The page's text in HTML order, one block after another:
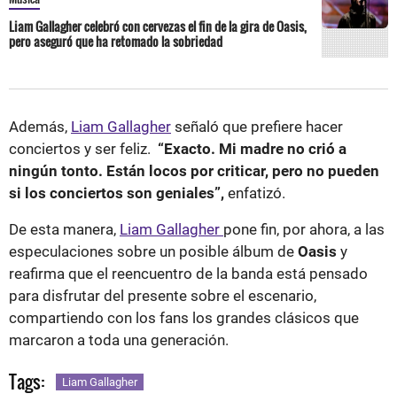
Liam Gallagher celebró con cervezas el fin de la gira de Oasis,
pero aseguró que ha retomado la sobriedad
Además, Liam Gallagher señaló que prefiere hacer
conciertos y ser feliz. “Exacto. Mi madre no crió a
ningún tonto. Están locos por criticar, pero no pueden
si los conciertos son geniales”, enfatizó.
De esta manera, Liam Gallagher pone fin, por ahora, a las
especulaciones sobre un posible álbum de Oasis y
reafirma que el reencuentro de la banda está pensado
para disfrutar del presente sobre el escenario,
compartiendo con los fans los grandes clásicos que
marcaron a toda una generación.
Tags: Liam Gallagher